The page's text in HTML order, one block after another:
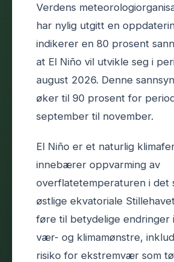
Verdens
har nylig utgitt en
indikerer en 80 prosent
at El Niño vil utvikle seg i
august 2026. Denne
øker til 90 prosent for
september til november.
El Niño er et naturlig
innebærer oppvarming av
overflatetemperaturen i det
østlige ekvatoriale
føre til betydelige endringer
vær- og klimamønstre,
risiko for ekstremvær som